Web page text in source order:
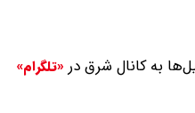
به کانال شرق در «تلگرام»